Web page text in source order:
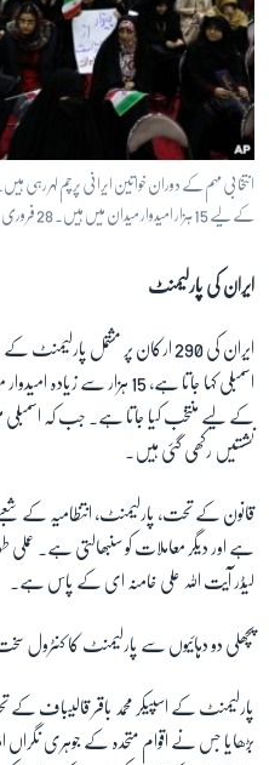
کے لیے 15 ہزار امیدوار میدان میں ہیں۔ 28 فروری 2024
ایران کی پارلیمنٹ
ایران کی 290 ارکان پر مشتمل
اسمبلی کہا جاتا ہے، 15
کے لیے منتخب کیا جاتا ہے۔ جب کہ اسمبلی
نشستیں رکھی گئی ہیں۔
قانون کے تحت، پارلیمنٹ، انتظامیہ کے
ہے اور دیگر معاملات کو سنبھالتی ہے۔
لیڈر آیت اللہ علی خامنہ ای کے پاس ہے۔
پچھلی دو دہائیوں سے پارلیمنٹ کا کنٹرول
بڑھایا جس نے اقوام متحدہ کے جوہری نگراں